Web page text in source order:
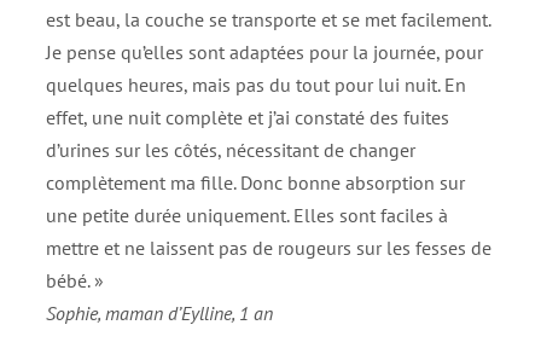
est beau, la couche se transporte et se met facilement.
Je pense qu’elles sont adaptées pour la journée, pour
quelques heures, mais pas du tout pour lui nuit. En
effet, une nuit complète et j’ai constaté des fuites
d’urines sur les côtés, nécessitant de changer
complètement ma fille. Donc bonne absorption sur
une petite durée uniquement. Elles sont faciles à
mettre et ne laissent pas de rougeurs sur les fesses de
bébé. »
Sophie, maman d’Eylline, 1 an